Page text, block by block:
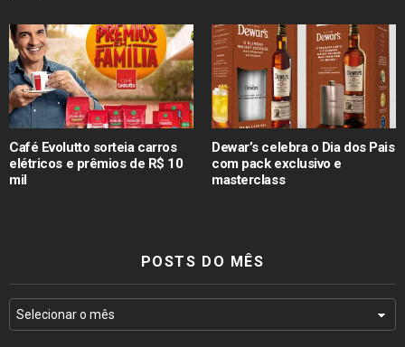
Café Evolutto sorteia carros
elétricos e prêmios de R$ 10
mil
Dewar’s celebra o Dia dos Pais
com pack exclusivo e
masterclass
POSTS DO MÊS